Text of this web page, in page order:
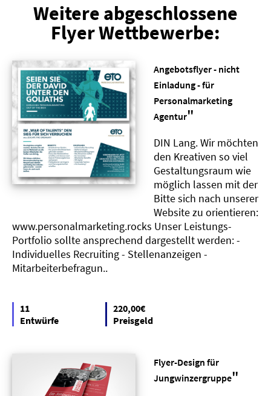
Weitere abgeschlossene
Flyer Wettbewerbe:
Angebotsflyer - nicht
Einladung - für
Personalmarketing
Agentur"
DIN Lang. Wir möchten
den Kreativen so viel
Gestaltungsraum wie
möglich lassen mit der
Bitte sich nach unserer
Website zu orientieren:
www.personalmarketing.rocks Unser Leistungs-
Portfolio sollte ansprechend dargestellt werden: -
Individuelles Recruiting - Stellenanzeigen -
Mitarbeiterbefragun..
11
Entwürfe
220,00€
Preisgeld
Flyer-Design für
Jungwinzergruppe"